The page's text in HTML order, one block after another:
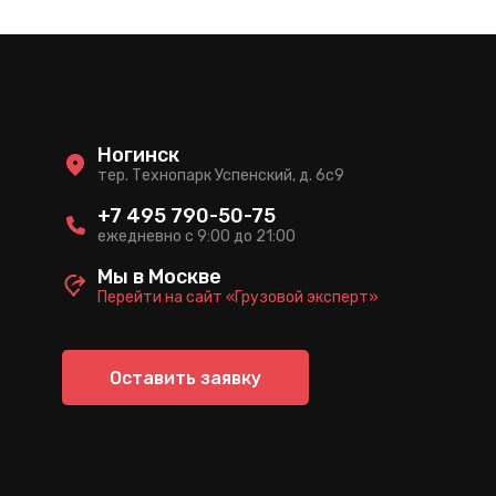
Оставить заявку
тер. Технопарк Успенский, д. 6c9
Ногинск
ежедневно с 9:00 до 21:00
+7 495 790-50-75
Перейти на сайт «Грузовой эксперт»
Мы в Москве